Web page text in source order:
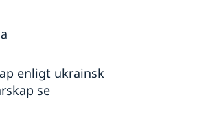
enligt ukrainsk
se